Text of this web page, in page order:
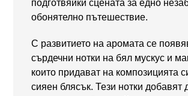
подготвяйки сцената за едно
обонятелно пътешествие.
С развитието на аромата се
сърдечни нотки на бял мускус и
които придават на композицията
сияен блясък. Тези нотки добавят